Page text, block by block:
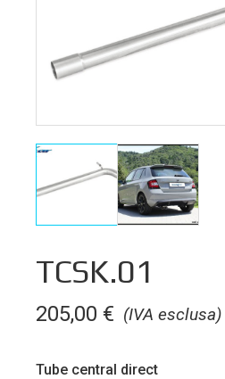
TCSK.01
(IVA esclusa)
205,00 €
Tube central direct